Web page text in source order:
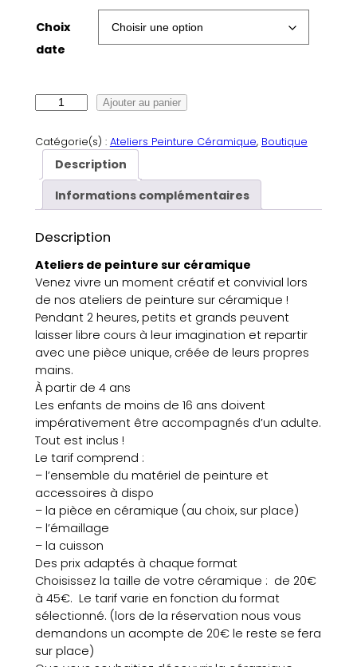
Choix
date
a
t
d
e
A
t
e
l
i
e
r
p
e
i
n
u
u
r
c
é
r
a
m
Ajouter au panier
Catégorie(s) : Ateliers Peinture Céramique, Boutique
Description
Informations complémentaires
Description
Ateliers de peinture sur céramique
Venez vivre un moment créatif et convivial lors
de nos ateliers de peinture sur céramique !
Pendant 2 heures, petits et grands peuvent
laisser libre cours à leur imagination et repartir
avec une pièce unique, créée de leurs propres
mains.
À partir de 4 ans
Les enfants de moins de 16 ans doivent
impérativement être accompagnés d’un adulte.
Tout est inclus !
Le tarif comprend :
– l’ensemble du matériel de peinture et
accessoires à dispo
– la pièce en céramique (au choix, sur place)
– l’émaillage
– la cuisson
Des prix adaptés à chaque format
Choisissez la taille de votre céramique : de 20€
à 45€. Le tarif varie en fonction du format
sélectionné. (lors de la réservation nous vous
demandons un acompte de 20€ le reste se fera
sur place)